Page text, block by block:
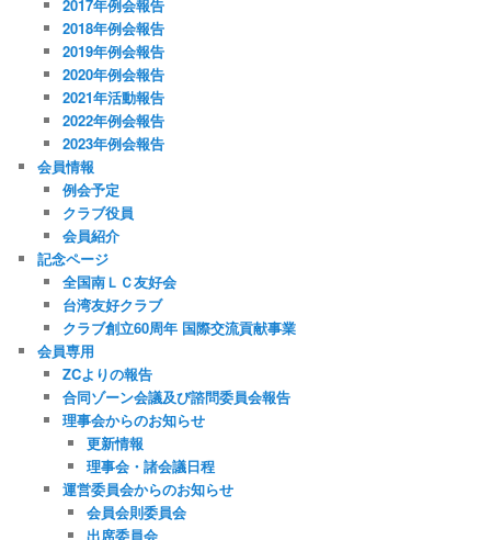
2017年例会報告
2018年例会報告
2019年例会報告
2020年例会報告
2021年活動報告
2022年例会報告
2023年例会報告
会員情報
例会予定
クラブ役員
会員紹介
記念ページ
全国南ＬＣ友好会
台湾友好クラブ
クラブ創立60周年 国際交流貢献事業
会員専用
ZCよりの報告
合同ゾーン会議及び諮問委員会報告
理事会からのお知らせ
更新情報
理事会・諸会議日程
運営委員会からのお知らせ
会員会則委員会
出席委員会